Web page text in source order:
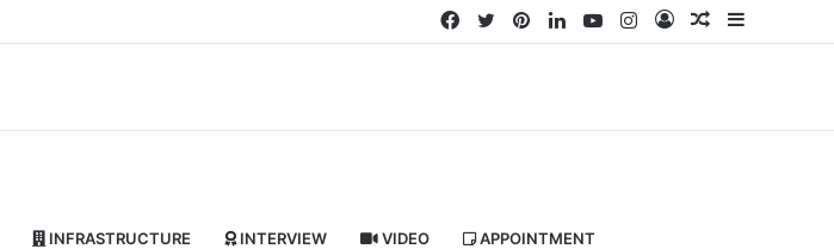
Random
Log
Instagram
YouTube
LinkedIn
Pinterest
Twitter
Facebook
INFRASTRUCTURE INTERVIEW VIDEO APPOINTMENT